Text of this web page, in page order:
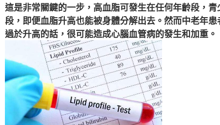
這是非常關鍵的一步，高血脂可發生在任何年齡段，
段，即便血脂升高也能被身體分解出去。然而中老年
過於升高的話，很可能造成心腦血管病的發生和加重。